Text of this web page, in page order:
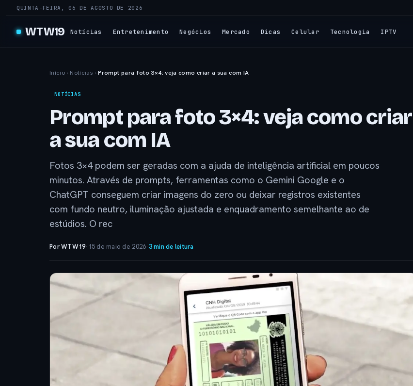
QUINTA-FEIRA, 06 DE AGOSTO DE 2026
WTW19 Notícias Entretenimento Negócios Mercado Dicas Celular Tecnologia IPTV
Início › Notícias › Prompt para foto 3×4: veja como criar a sua com IA
NOTÍCIAS
Prompt para foto 3×4: veja como criar
a sua com IA
Fotos 3×4 podem ser geradas com a ajuda de inteligência artificial em poucos
minutos. Através de prompts, ferramentas como o Gemini Google e o
ChatGPT conseguem criar imagens do zero ou deixar registros existentes
com fundo neutro, iluminação ajustada e enquadramento semelhante ao de
estúdios. O rec
Por WTW19· 15 de maio de 2026·3 min de leitura